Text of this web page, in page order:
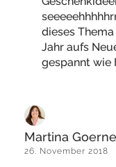
dieses
Jahr aufs
gespannt wie
Martina
26. November 2018